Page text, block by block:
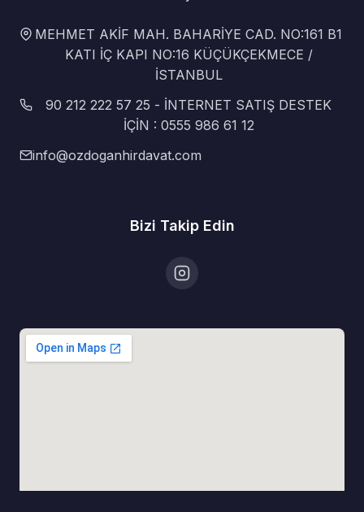
MEHMET AKİF MAH. BAHARİYE CAD. NO:161 B1
KATI İÇ KAPI NO:16 KÜÇÜKÇEKMECE /
İSTANBUL
90 212 222 57 25 - İNTERNET SATIŞ DESTEK
İÇİN : 0555 986 61 12
info@ozdoganhirdavat.com
Bizi Takip Edin